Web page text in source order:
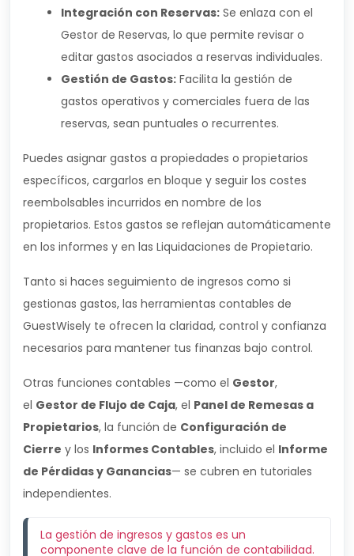
Integración con Reservas: Se enlaza con el
Gestor de Reservas, lo que permite revisar o
editar gastos asociados a reservas individuales.
Gestión de Gastos: Facilita la gestión de
gastos operativos y comerciales fuera de las
reservas, sean puntuales o recurrentes.
Puedes asignar gastos a propiedades o propietarios
específicos, cargarlos en bloque y seguir los costes
reembolsables incurridos en nombre de los
propietarios. Estos gastos se reflejan automáticamente
en los informes y en las Liquidaciones de Propietario.
Tanto si haces seguimiento de ingresos como si
gestionas gastos, las herramientas contables de
GuestWisely te ofrecen la claridad, control y confianza
necesarios para mantener tus finanzas bajo control.
Otras funciones contables —como el Gestor,
el Gestor de Flujo de Caja, el Panel de Remesas a
Propietarios, la función de Configuración de
Cierre y los Informes Contables, incluido el Informe
de Pérdidas y Ganancias— se cubren en tutoriales
independientes.
La gestión de ingresos y gastos es un
componente clave de la función de contabilidad.